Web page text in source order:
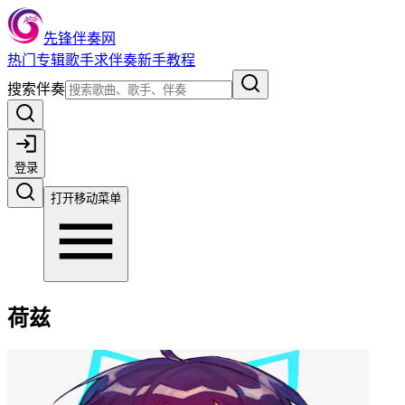
先锋伴奏网
热门 专辑歌手求伴奏新手教程
搜索伴奏
登录
打开移动菜单
荷兹